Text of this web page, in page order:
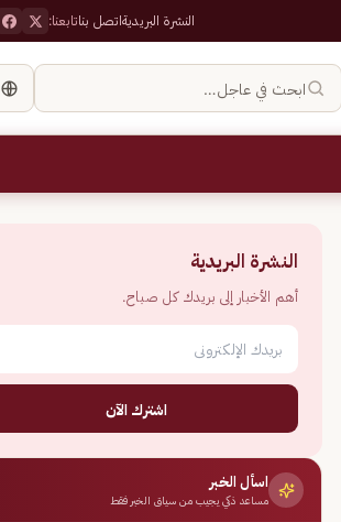
النشرة البريديةاتصل بناتابعنا:
ابحث في عاجل…
النشرة البريدية
أهم الأخبار إلى بريدك كل صباح.
اشترك الآن
اسأل الخبر
مساعد ذكي يجيب من سياق الخبر فقط